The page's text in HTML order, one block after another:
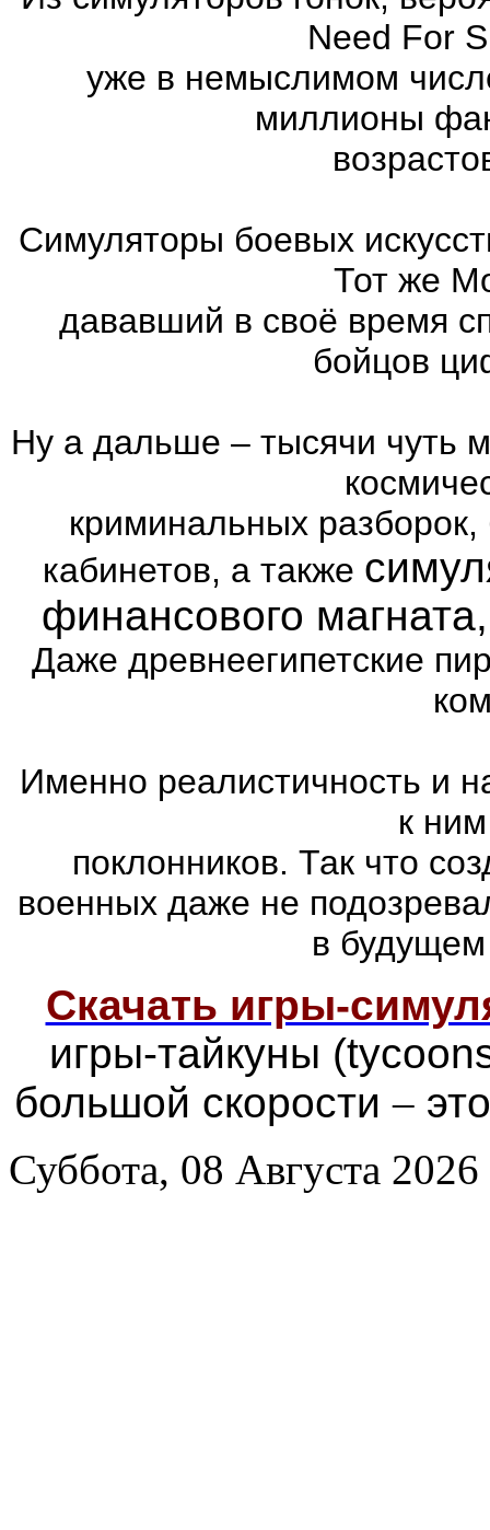
Need For
уже в немыслимом
миллионы
Симуляторы боевых
Тот же
дававший в своё время
бойцов
Ну а дальше – тысячи чуть
криминальных
кабинетов, а также
финансового
Даже древнеегипетские
Именно реалистичность и
к
поклонников. Так что
военных даже не
в будущем
Скачать игры-
игры-тайкуны
большой скорости–
Суббота, 08 Августа 2026